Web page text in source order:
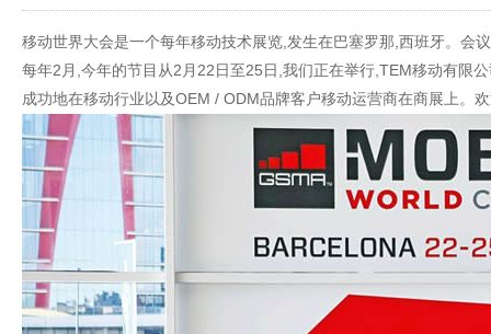
移动世界大会是一个每年移动技术展览,发生在巴塞罗那,西班牙。 会
每年2月,今年的节目从2月22日至25日,我们正在举行,TEM移动有限
成功地在移动行业以及OEM / ODM品牌客户移动运营商在商展 上。